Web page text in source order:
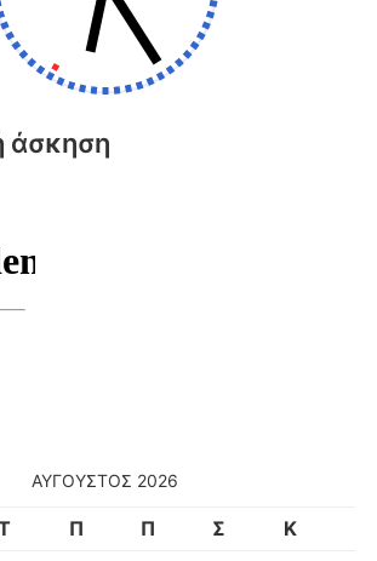
άσκηση
ΑΎΓΟΥΣΤΟΣ 2026
Π Π Σ
Κ